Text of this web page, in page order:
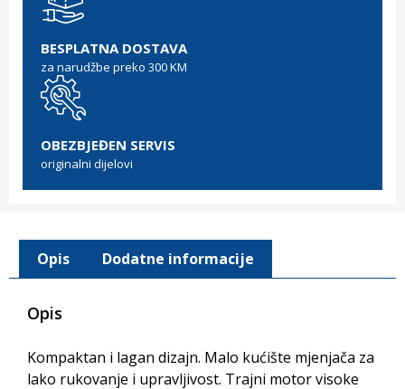
BESPLATNA DOSTAVA
za narudžbe preko 300 KM
OBEZBJEĐEN SERVIS
originalni dijelovi
Opis Dodatne informacije
Opis
Kompaktan i lagan dizajn. Malo kućište mjenjača za
lako rukovanje i upravljivost. Trajni motor visoke